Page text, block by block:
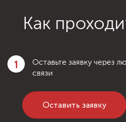
Как
1
Оставьте заявку через
связи
Оставить заявку